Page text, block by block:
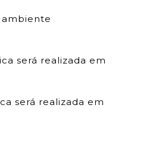
ambiente
será realizada em
será realizada em